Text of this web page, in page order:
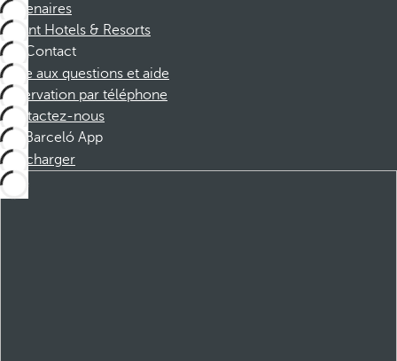
Partenaires
Dorint Hotels & Resorts
Contact
Foire aux questions et aide
Réservation par téléphone
Contactez-nous
Barceló App
Télécharger